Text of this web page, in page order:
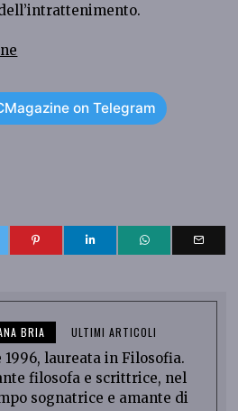
on Telegram
BRIA ULTIMI ARTICOLI
1996, laureata in Filosofia.
filosofa e scrittrice, nel
sognatrice e amante di